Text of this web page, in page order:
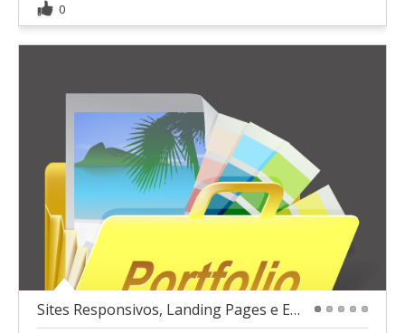
0
Sites Responsivos, Landing Pages e E-commerces